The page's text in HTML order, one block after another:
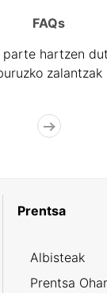
FAQs
hartzen
zalantzak
Prentsa
Albisteak
Prentsa